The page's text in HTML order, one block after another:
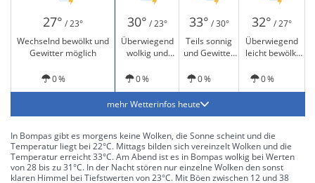
27° / 23° 30° / 23° 33° / 30° 32° / 27°
Wechselnd bewölkt und
Gewitter möglich
Überwiegend
wolkig und
möglich
Teils sonnig
und Gewitter
Überwiegend
leicht bewölkt
möglich
0 % 0 % 0 % 0 %
mehr Wetterinfos heute
In Bompas gibt es morgens keine Wolken, die Sonne scheint und die
Temperatur liegt bei 22°C. Mittags bilden sich vereinzelt Wolken und die
Temperatur erreicht 33°C. Am Abend ist es in Bompas wolkig bei Werten
von 28 bis zu 31°C. In der Nacht stören nur einzelne Wolken den sonst
klaren Himmel bei Tiefstwerten von 23°C. Mit Böen zwischen 12 und 38